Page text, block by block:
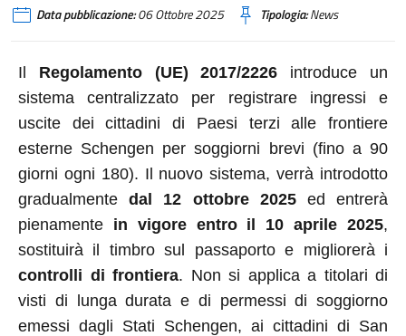
Data pubblicazione:06 Ottobre 2025 Tipologia:News
Il Regolamento (UE) 2017/2226 introduce un
sistema centralizzato per registrare ingressi e
uscite dei cittadini di Paesi terzi alle frontiere
esterne Schengen per soggiorni brevi (fino a 90
giorni ogni 180). Il nuovo sistema,verrà introdotto
gradualmentedal 12 ottobre 2025ed entrerà
pienamente in vigore entro il 10 aprile 2025,
sostituirà il timbro sul passaporto e migliorerà i
controlli di frontiera. Non si applica a titolari di
visti di lunga durata e di permessi di soggiorno
emessi dagli Stati Schengen, ai cittadini di San